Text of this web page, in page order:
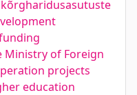
of Foreign
projects
education